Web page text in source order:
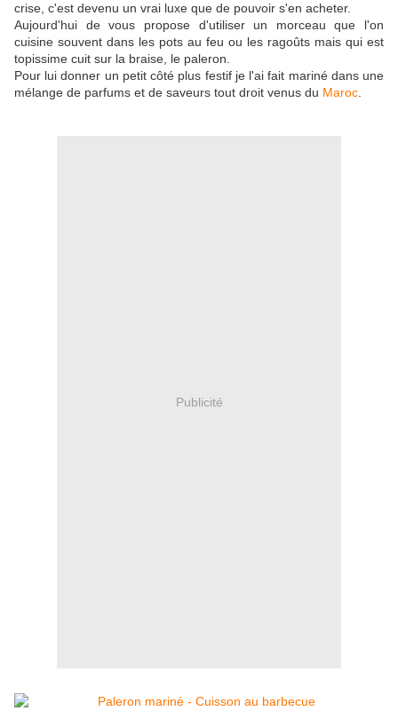
crise, c'est devenu un vrai luxe que de pouvoir s'en acheter.
Aujourd'hui de vous propose d'utiliser un morceau que l'on
cuisine souvent dans les pots au feu ou les ragoûts mais qui est
topissime cuit sur la braise, le paleron.
Pour lui donner un petit côté plus festif je l'ai fait mariné dans une
mélange de parfums et de saveurs tout droit venus du Maroc
Publicité